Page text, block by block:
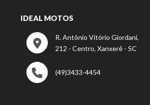
IDEAL MOTOS
R. Antônio Vitório Giordani,
212 - Centro, Xanxerê - SC
(49)3433-4454